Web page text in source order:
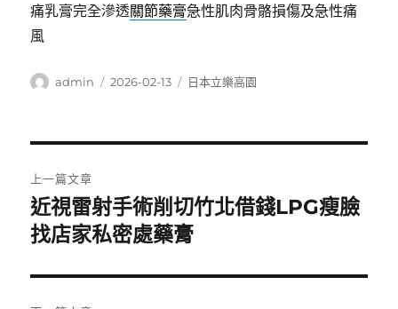
痛乳膏完全滲透關節藥膏急性肌肉骨骼損傷及急性痛
風
作
admin
發
2026-02-13
分
日本立樂高園
章
導
覽
上一篇文章
上
一
文
章:
近視雷射手術削切竹北借錢LPG瘦臉
找店家私密處藥膏